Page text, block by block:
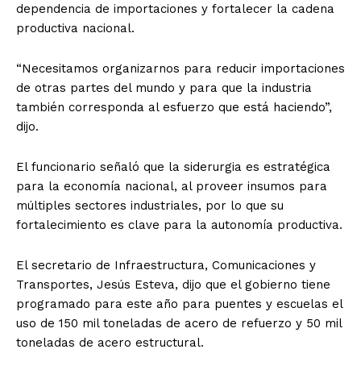
dependencia de importaciones y fortalecer la cadena
productiva nacional.
“Necesitamos organizarnos para reducir importaciones
de otras partes del mundo y para que la industria
también corresponda al esfuerzo que está haciendo”,
dijo.
El funcionario señaló que la siderurgia es estratégica
para la economía nacional, al proveer insumos para
múltiples sectores industriales, por lo que su
fortalecimiento es clave para la autonomía productiva.
El secretario de Infraestructura, Comunicaciones y
Transportes, Jesús Esteva, dijo que el gobierno tiene
programado para este año para puentes y escuelas el
uso de 150 mil toneladas de acero de refuerzo y 50 mil
toneladas de acero estructural.